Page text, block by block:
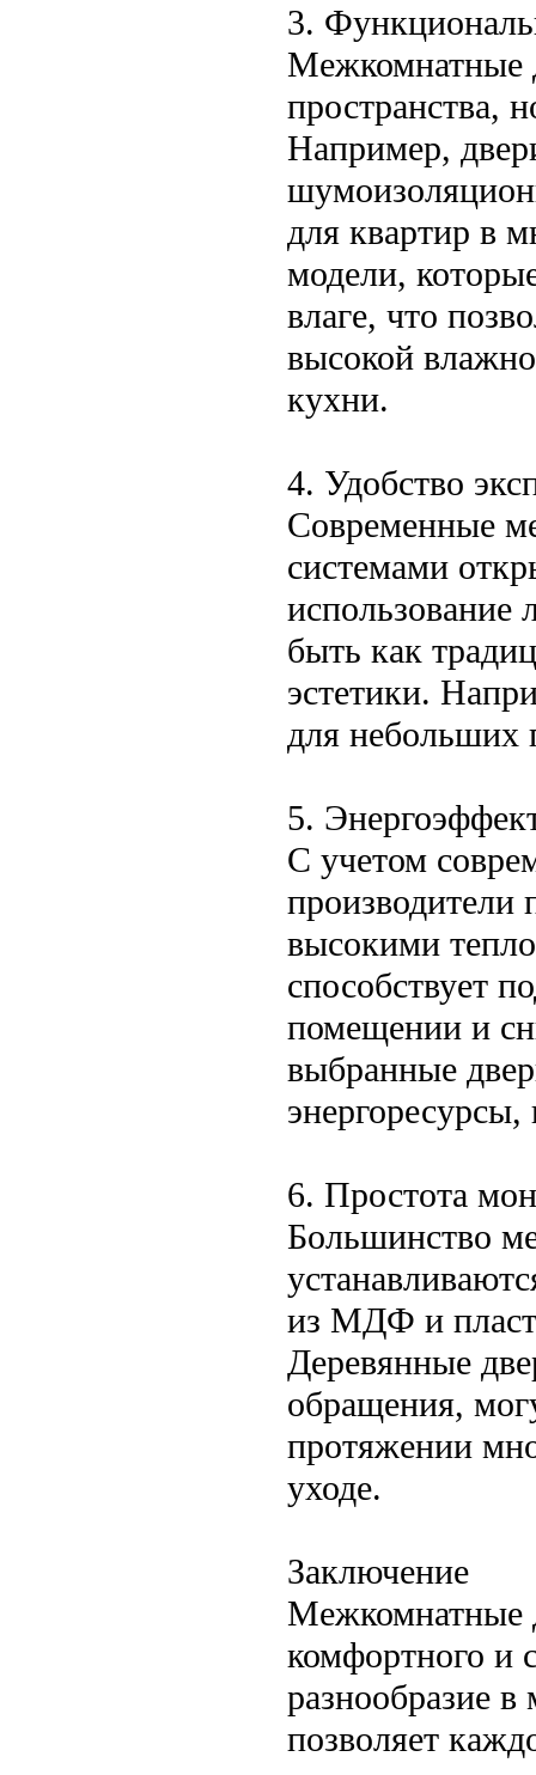
3.
Межкомнатные
пространства,
Например,
для квартир в
модели,
влаге, что
высокой
кухни.
4. Удобство
Современные
системами
быть как
эстетики.
для небольших
5.
С учетом
производители
высокими
способствует
помещении и
выбранные
6. Простота
Большинство
из МДФ и
Деревянные
обращения,
протяжении
уходе.
Заключение
Межкомнатные
комфортного и
разнообразие
позволяет